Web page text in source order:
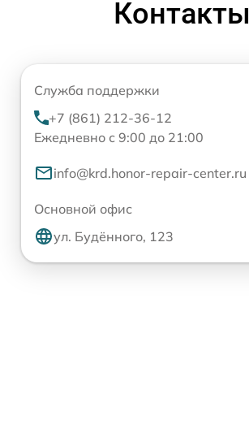
Контакты
Служба поддержки
+7 (861) 212-36-12
Ежедневно с 9:00 до 21:00
info@krd.honor-repair-center.ru
Основной офис
ул. Будённого, 123